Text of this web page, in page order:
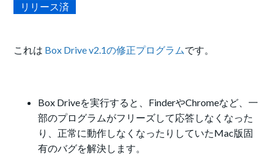
リリース済
これは Box Drive v2.1の修正プログラムです。
Box Driveを実行すると、FinderやChromeなど、一
部のプログラムがフリーズして応答しなくなった
り、正常に動作しなくなったりしていたMac版固
有のバグを解決します。